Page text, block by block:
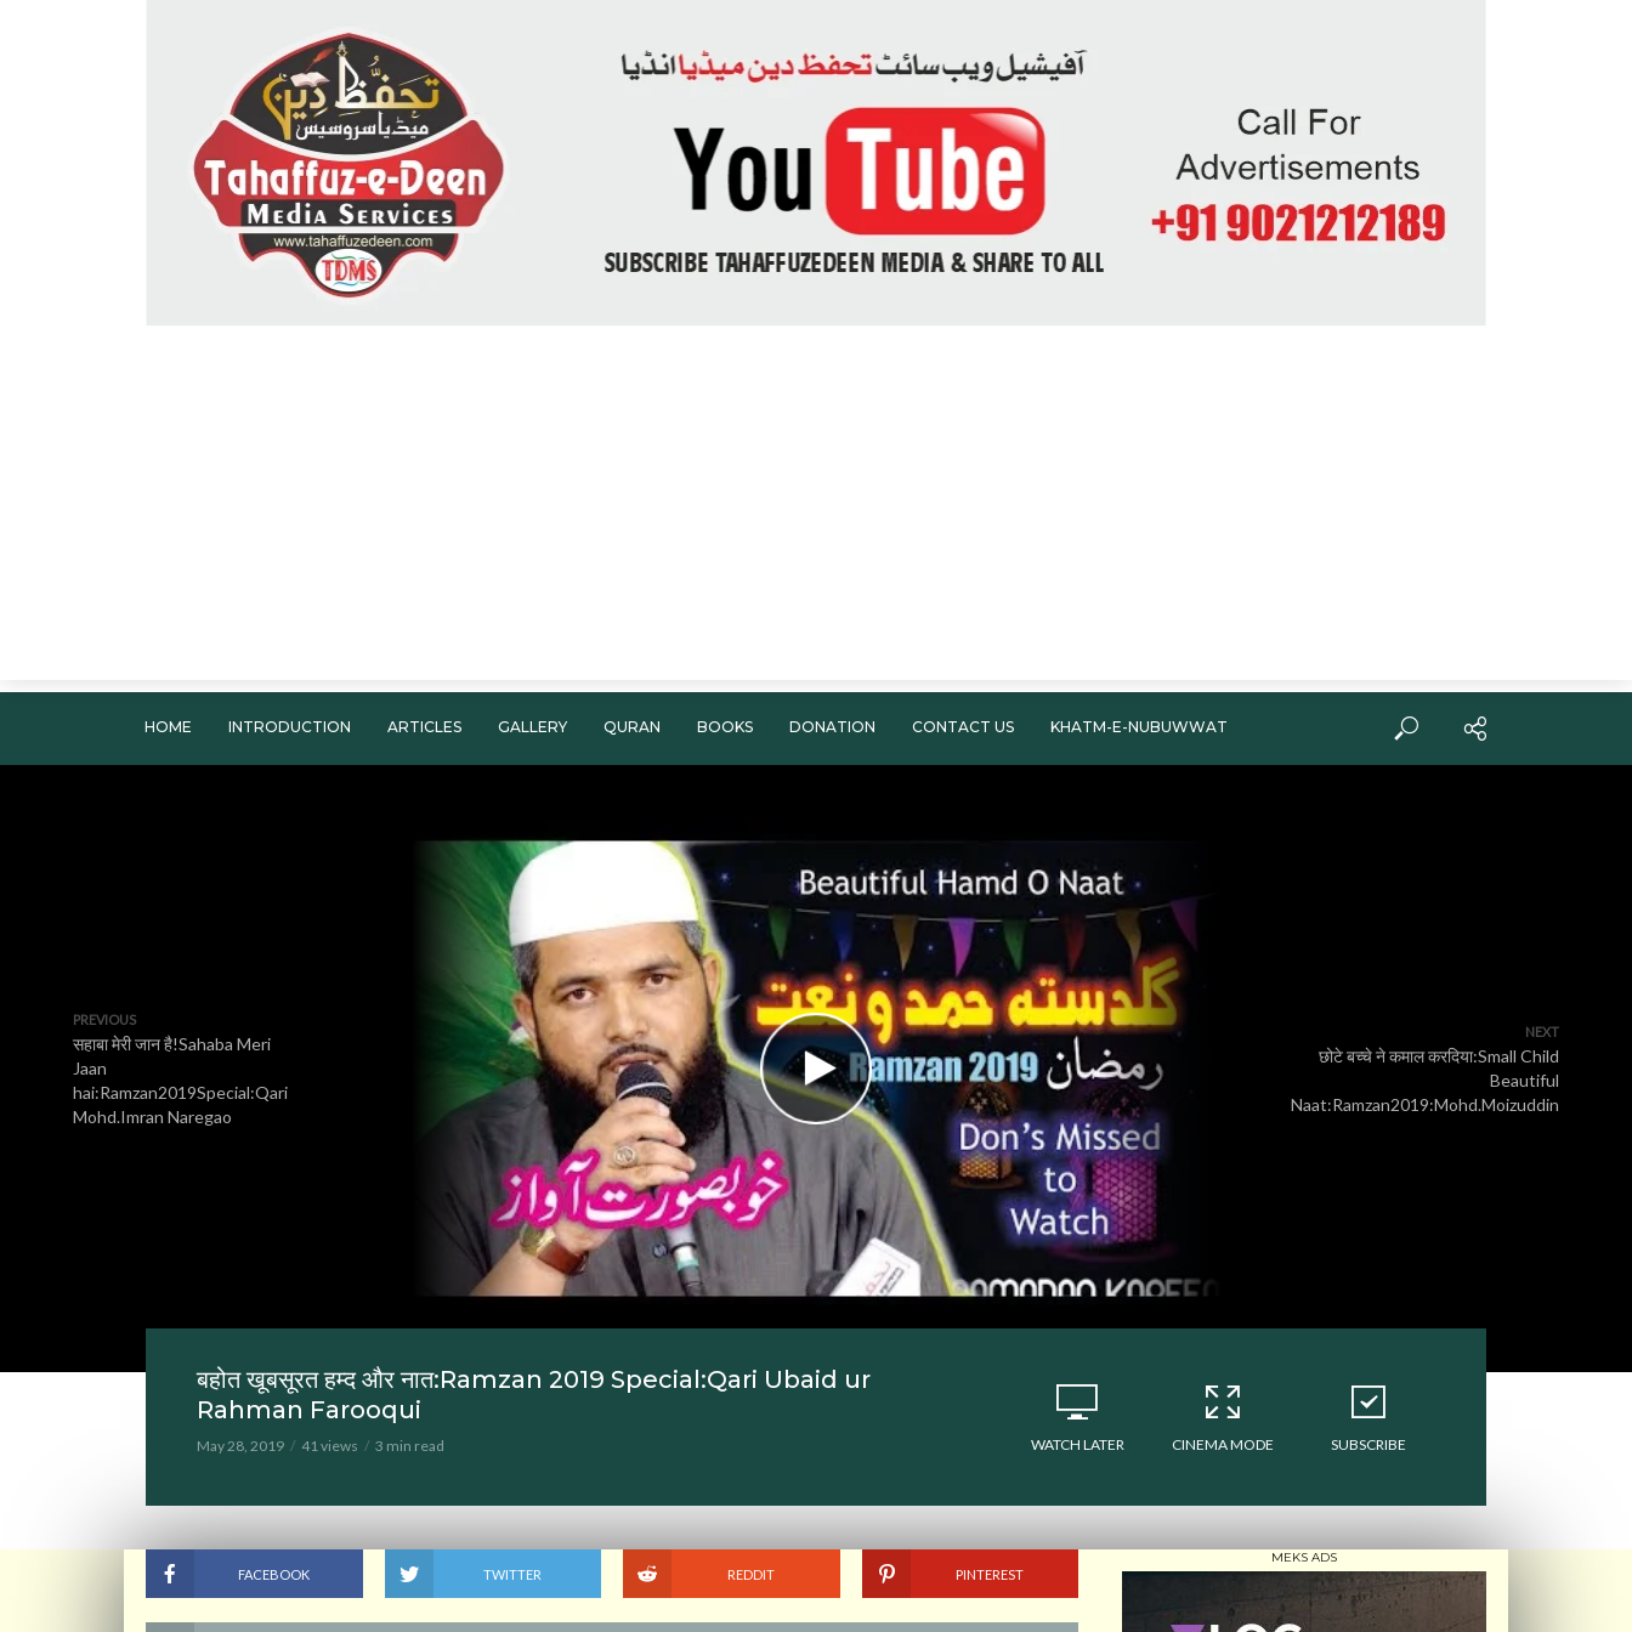
HOME INTRODUCTION ARTICLES GALLERY QURAN BOOKS DONATION CONTACT US KHATM-E-NUBUWWAT
PREVIOUS
सहाबा मेरी जान है!Sahaba Meri
Jaan
hai:Ramzan2019Special:Qari
Mohd.Imran Naregao
NEXT
छोटे बच्चे ने कमाल करदिया:Small Child
Beautiful
Naat:Ramzan2019:Mohd.Moizuddin
बहोत खूबसूरत हम्द और नात:Ramzan 2019 Special:Qari Ubaid ur
Rahman Farooqui
May 28, 2019 41 views 3 min read WATCH LATER CINEMA MODE SUBSCRIBE
FACEBOOK TWITTER REDDIT PINTEREST
MEKS ADS